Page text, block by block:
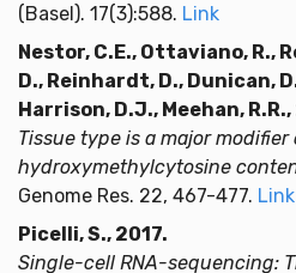
(Basel). 17(3):588. Link
Nestor, C.E., Ottaviano, R.,
D., Reinhardt, D., Dunican,
Harrison, D.J., Meehan, R.R.,
Tissue type is a major
hydroxymethylcytosine
Genome Res. 22, 467-477. Link
Picelli, S., 2017.
Single-cell RNA-sequencing: